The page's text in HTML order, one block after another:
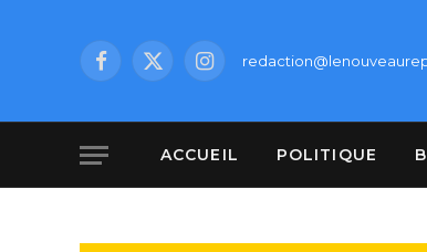
Facebook
X
Instagram
ACCUEIL POLITIQUE